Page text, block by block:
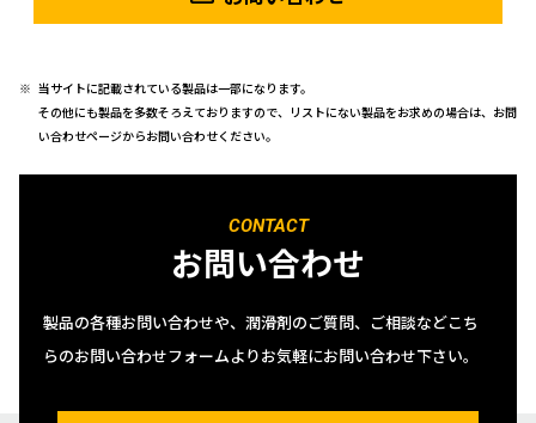
当サイトに記載されている製品は一部になります。
その他にも製品を多数そろえておりますので、リストにない製品をお求めの場合は、お問
い合わせページからお問い合わせください。
CONTACT
お問い合わせ
製品の各種お問い合わせや、潤滑剤のご質問、ご相談などこち
らのお問い合わせフォームよりお気軽にお問い合わせ下さい。